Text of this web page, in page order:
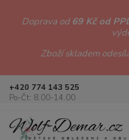
Doprava od69 Kč od
Zboží skladem
+420 774 143 525
Po-Čt: 8.00-14.00